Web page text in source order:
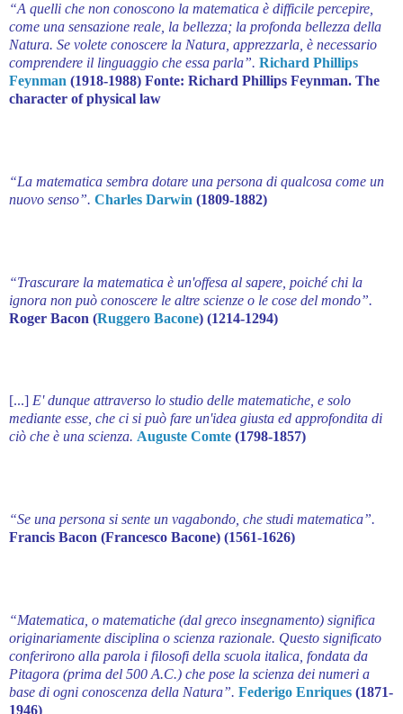
“A quelli che non conoscono la matematica è difficile percepire,
come una sensazione reale, la bellezza; la profonda bellezza della
Natura. Se volete conoscere la Natura, apprezzarla, è necessario
comprendere il linguaggio che essa parla”. Richard Phillips
Feynman (1918-1988) Fonte: Richard Phillips Feynman. The
character of physical law
“La matematica sembra dotare una persona di qualcosa come un
nuovo senso”. Charles Darwin (1809-1882)
“Trascurare la matematica è un'offesa al sapere, poiché chi la
ignora non può conoscere le altre scienze o le cose del mondo”.
Roger Bacon (Ruggero Bacone) (1214-1294)
[...] E' dunque attraverso lo studio delle matematiche, e solo
mediante esse, che ci si può fare un'idea giusta ed approfondita di
ciò che è una scienza. Auguste Comte (1798-1857)
“Se una persona si sente un vagabondo, che studi matematica”.
Francis Bacon (Francesco Bacone) (1561-1626)
“Matematica, o matematiche (dal greco insegnamento) significa
originariamente disciplina o scienza razionale. Questo significato
conferirono alla parola i filosofi della scuola italica, fondata da
Pitagora (prima del 500 A.C.) che pose la scienza dei numeri a
base di ogni conoscenza della Natura”. Federigo Enriques (1871-
1946)